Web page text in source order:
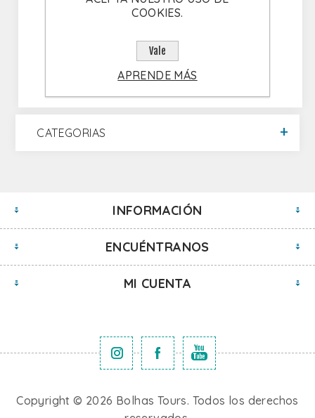
CATEGORIAS
INFORMACIÓN
ENCUÉNTRANOS
MI CUENTA
Copyright © 2026 Bolhas Tours. Todos los derechos
COOKIES.
Vale
APRENDE MÁS